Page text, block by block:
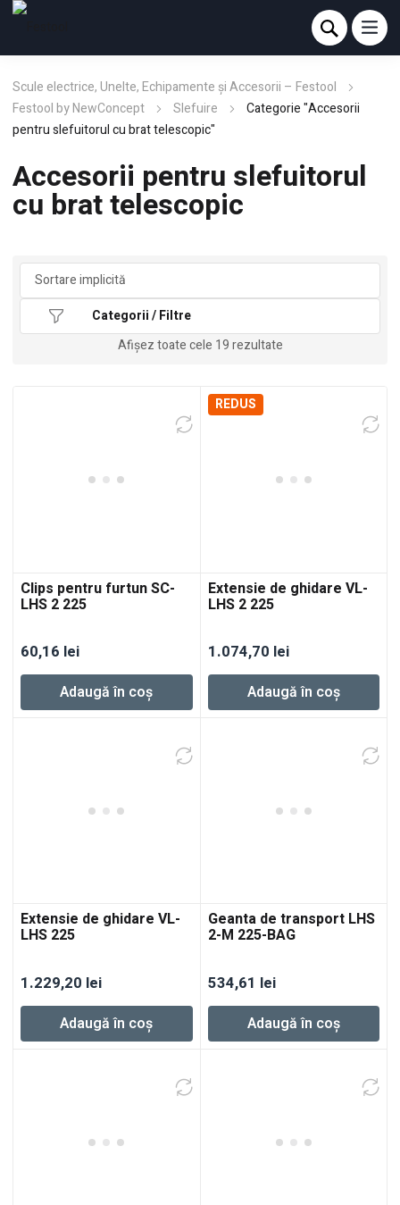
Scule electrice, Unelte, Echipamente și Accesorii – Festool
Festool by NewConcept
Slefuire
Categorie "Accesorii
pentru slefuitorul cu brat telescopic"
Accesorii pentru slefuitorul
cu brat telescopic
Afișez toate cele 19 rezultate
Categorii / Filtre
Clips pentru furtun SC-
LHS 2 225
60,16 lei
Adaugă în coș
REDUS
Extensie de ghidare VL-
LHS 2 225
1.074,70 lei
Adaugă în coș
Extensie de ghidare VL-
LHS 225
1.229,20 lei
Adaugă în coș
Geanta de transport LHS
2-M 225-BAG
534,61 lei
Adaugă în coș